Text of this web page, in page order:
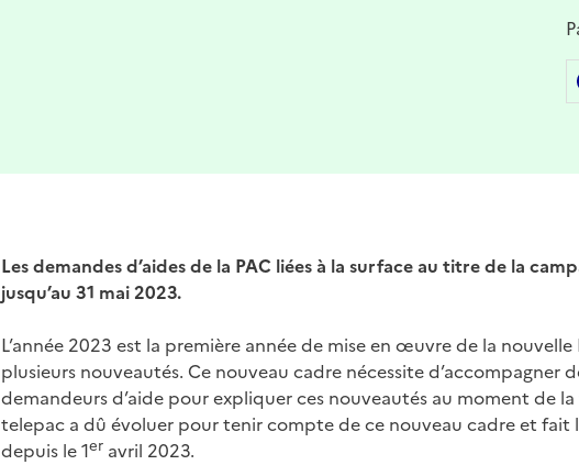
Les demandes d’aides de la PAC liées à la surface au titre de la
jusqu’au 31 mai 2023.
L’année 2023 est la première année de mise en œuvre de la
plusieurs nouveautés. Ce nouveau cadre nécessite d’accompagner
demandeurs d’aide pour expliquer ces nouveautés au moment de
telepac a dû évoluer pour tenir compte de ce nouveau cadre et fait
depuis le 1er avril 2023.